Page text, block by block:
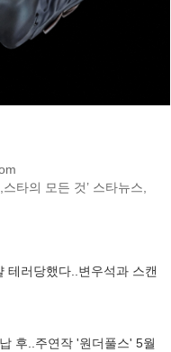
타의 모든 것’ 스타뉴스,
테러당했다..변우석과 스캔
후..주연작 '원더풀스' 5월